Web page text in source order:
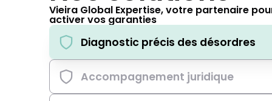
Vieira Global Expertise, votre partenaire
activer vos garanties
Diagnostic précis des désordres
Accompagnement juridique